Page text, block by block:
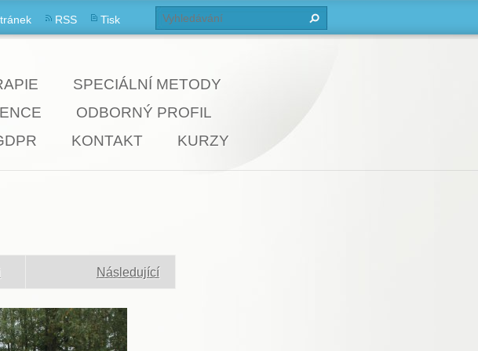
SPECIÁLNÍ METODY
ODBORNÝ PROFIL
KONTAKT KURZY
RSS Tisk
Následující